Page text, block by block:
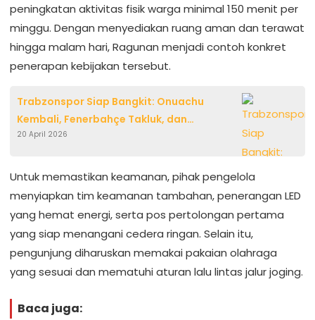
peningkatan aktivitas fisik warga minimal 150 menit per
minggu. Dengan menyediakan ruang aman dan terawat
hingga malam hari, Ragunan menjadi contoh konkret
penerapan kebijakan tersebut.
Trabzonspor Siap Bangkit: Onuachu
Kembali, Fenerbahçe Takluk, dan
Tantangan Piala Turki Menggoda
20 April 2026
Untuk memastikan keamanan, pihak pengelola
menyiapkan tim keamanan tambahan, penerangan LED
yang hemat energi, serta pos pertolongan pertama
yang siap menangani cedera ringan. Selain itu,
pengunjung diharuskan memakai pakaian olahraga
yang sesuai dan mematuhi aturan lalu lintas jalur joging.
Baca juga: